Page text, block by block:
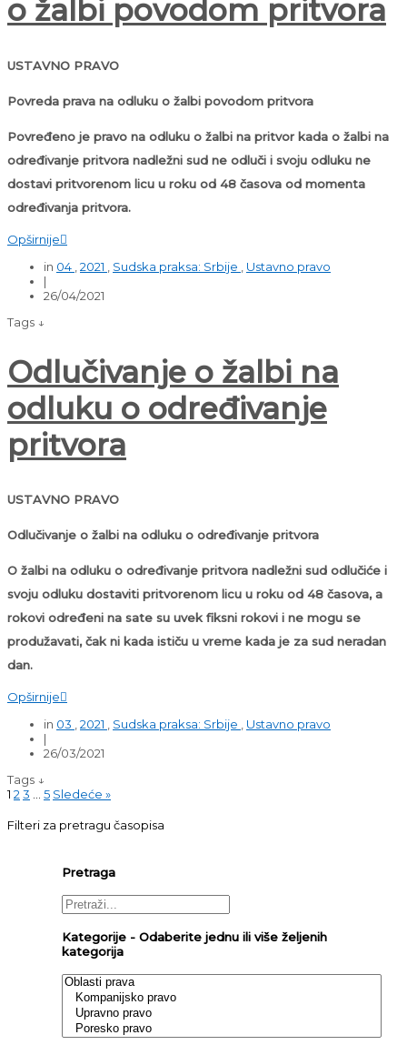
o žalbi povodom pritvora
USTAVNO PRAVO
Povreda prava na odluku o žalbi povodom pritvora
Povređeno je pravo na odluku o žalbi na pritvor kada o žalbi na
određivanje pritvora nadležni sud ne odluči i svoju odluku ne
dostavi pritvorenom licu u roku od 48 časova od momenta
određivanja pritvora.
Opširnije
in 04 2021 Sudska praksa: Srbije
Ustavno pravo
|
26/04/2021
Tags ↓
Odlučivanje o žalbi na
odluku o određivanje
pritvora
USTAVNO PRAVO
Odlučivanje o žalbi na odluku o određivanje pritvora
O žalbi na odluku o određivanje pritvora nadležni sud odlučiće i
svoju odluku dostaviti pritvorenom licu u roku od 48 časova, a
rokovi određeni na sate su uvek fiksni rokovi i ne mogu se
produžavati, čak ni kada ističu u vreme kada je za sud neradan
dan.
Opširnije
in 03 ,2021 , Sudska praksa: Srbije , Ustavno pravo
|
26/03/2021
Tags ↓
1 23 … 5 Sledeće »
Filteri za pretragu časopisa
Pretraga
Kategorije - Odaberite jednu ili više željenih
kategorija